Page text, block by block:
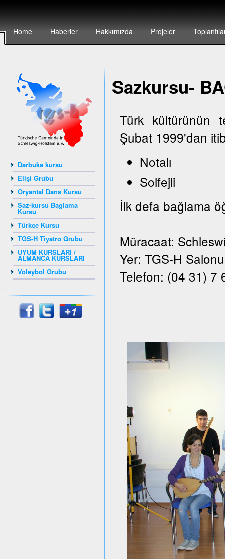
Home Haberler Hakkımızda Projeler
Darbuka kursu
Elişi Grubu
Oryantal Dans Kursu
Saz-kursu Baglama
Kursu
Türkçe Kursu
TGS-H Tiyatro Grubu
UYUM KURSLARI /
ALMANCA KURSLARI
Voleybol Grubu
Sazkursu-
Türk kültürünün
Şubat 1999'dan
Notalı
Solfejli
İlk defa bağlama
Müracaat:
Yer: TGS-H
Telefon: (04 31) 7